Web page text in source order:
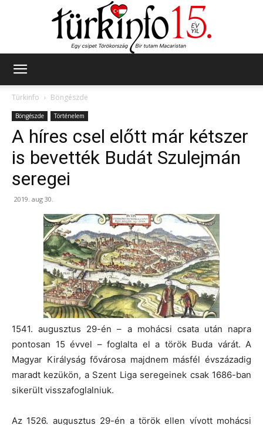
Türkinfo
Böngészde
Böngészde Történelem
A híres csel előtt már kétszer
is bevették Budát Szulejmán
seregei
2019. aug 30.
1541. augusztus 29-én – a mohácsi csata után napra
pontosan 15 évvel – foglalta el a török Buda várát. A
Magyar Királyság fővárosa majdnem másfél évszázadig
maradt kezükön, a Szent Liga seregeinek csak 1686-ban
sikerült visszafoglalniuk.
Az 1526. augusztus 29-én a török ellen vívott mohácsi